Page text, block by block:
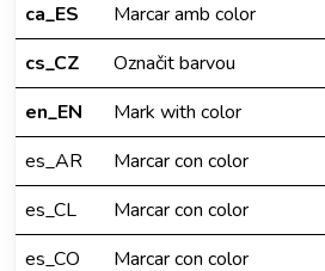
ca_ES
Marcar amb color
cs_CZ
Označit barvou
en_EN
Mark with color
es_AR
Marcar con color
es_CL
Marcar con color
es_CO
Marcar con color